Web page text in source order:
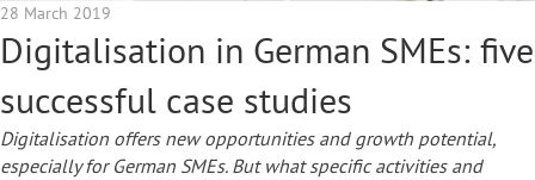
28 March 2019
Digitalisation in German SMEs: five
successful case studies
Digitalisation offers new opportunities and growth potential,
especially for German SMEs. But what specific activities and